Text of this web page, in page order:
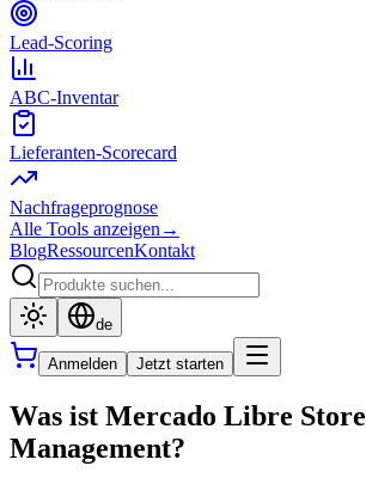
Lead-Scoring
ABC-Inventar
Lieferanten-Scorecard
Nachfrageprognose
Alle Tools anzeigen →
BlogRessourcenKontakt
de
Anmelden Jetzt starten
Was ist Mercado Libre Store
Management?